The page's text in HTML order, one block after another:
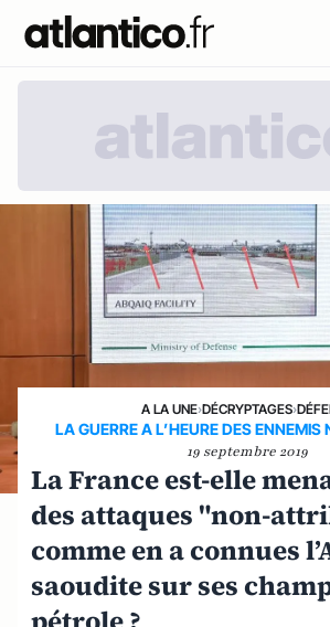
A LA UNE›DÉCRYPTAGES›
LA GUERRE A L’HEURE DES ENNEMIS
19 septembre 2019
La France est-elle
des attaques "non-
comme en a connues
saoudite sur ses